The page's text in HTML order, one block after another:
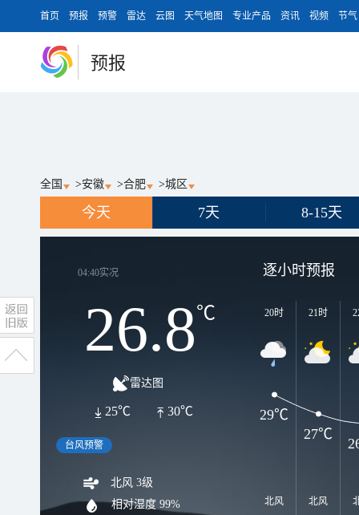
首页 预报 预警 雷达 云图 天气地图 专业产品 资讯 视频 节气
预报
全国 >安徽 >合肥 >城区
今天 7天 8-15天
04:40实况
26.8℃
雷达图
30℃
25℃
台风预警
北风 3级
相对湿度 99%
逐小时预报
20时
北风
21时
北风
29℃
27℃